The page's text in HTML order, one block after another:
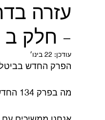
Rubber Soul
The Beatles - White Album
קאברים
- חלק ב
עודכן: 22 בינו׳
הפרק החדש
מה בפרק 134 החדש?